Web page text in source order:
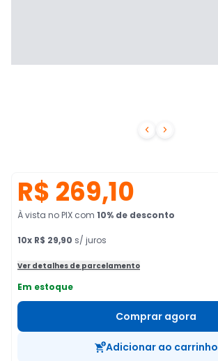
 
R$ 269,10
À vista no PIX com 10% de desconto
10x R$ 29,90 s/ juros
Ver detalhes de parcelamento
Em estoque
Comprar agora
Adicionar ao carrinho